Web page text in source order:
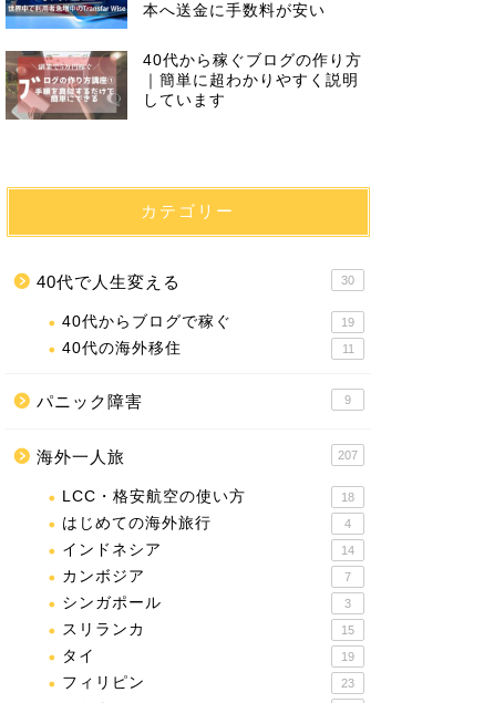
本へ送金に手数料が安い
40代から稼ぐブログの作り方
｜簡単に超わかりやすく説明
しています
カテゴリー
40代で人生変える 30
40代からブログで稼ぐ 19
40代の海外移住 11
パニック障害 9
海外一人旅 207
LCC・格安航空の使い方 18
はじめての海外旅行 4
インドネシア 14
カンボジア 7
シンガポール 3
スリランカ 15
タイ 19
フィリピン 23